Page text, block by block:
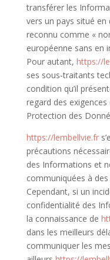
transférer les
vers un pays situé en
reconnu comme «
européenne sans en
Pour autant, https://
ses sous-traitants
condition qu’il
regard des
Protection des
https://lembellvie.fr
précautions
des Informations et
communiquées à
Cependant, si un
confidentialité des
la connaissance de
dans les meilleurs
communiquer les